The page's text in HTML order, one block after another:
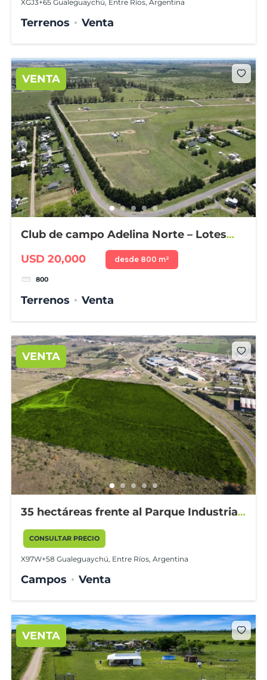
XGJ3+65 Gualeguaychú, Entre Ríos, Argentina
Terrenos Venta
VENTA
Club de campo Adelina Norte – Lotes
USD 20,000 desde 800 m²
800
Terrenos Venta
VENTA
35 hectáreas frente al Parque Industrial
Gualeguaychú
CONSULTAR PRECIO
X97W+58 Gualeguaychú, Entre Ríos, Argentina
Campos Venta
VENTA